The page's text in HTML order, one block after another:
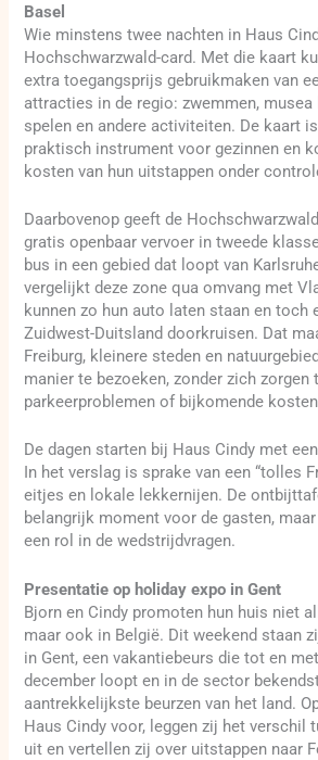
Basel
Wie minstens twee nachten in Haus
Hochschwarzwald-card. Met die kaart
extra toegangsprijs gebruikmaken van
attracties in de regio: zwemmen,
spelen en andere activiteiten. De kaart
praktisch instrument voor gezinnen en
kosten van hun uitstappen onder
Daarbovenop geeft de
gratis openbaar vervoer in tweede
bus in een gebied dat loopt van
vergelijkt deze zone qua omvang met
kunnen zo hun auto laten staan en toch
Zuidwest-Duitsland doorkruisen. Dat
Freiburg, kleinere steden en
manier te bezoeken, zonder zich zorgen
parkeerproblemen of bijkomende
De dagen starten bij Haus Cindy met
In het verslag is sprake van een “tolles
eitjes en lokale lekkernijen. De
belangrijk moment voor de gasten,
een rol in de wedstrijdvragen.
Presentatie op holiday expo in Gent
Bjorn en Cindy promoten hun huis niet
maar ook in België. Dit weekend staan
in Gent, een vakantiebeurs die tot en
december loopt en in de sector
aantrekkelijkste beurzen van het land.
Haus Cindy voor, leggen zij het verschil
uit en vertellen zij over uitstappen naar